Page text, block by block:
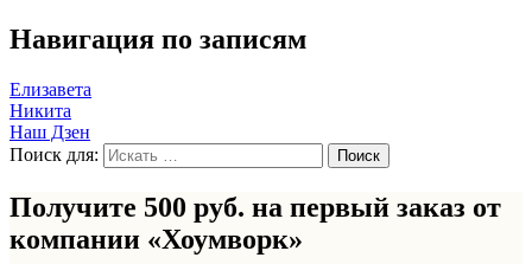
Навигация по записям
Елизавета
Никита
Наш Дзен
Поиск для:
Получите 500 руб. на первый заказ от
компании «Хоумворк»